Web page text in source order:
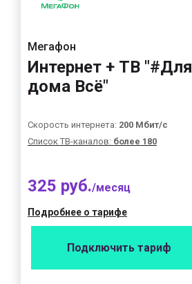
Мегафон
Интернет + ТВ "#Для
дома Всё"
Скорость интернета: 200 Мбит/с
Список ТВ-каналов: более 180
325 руб./месяц
Подробнее о тарифе
Подключить тариф